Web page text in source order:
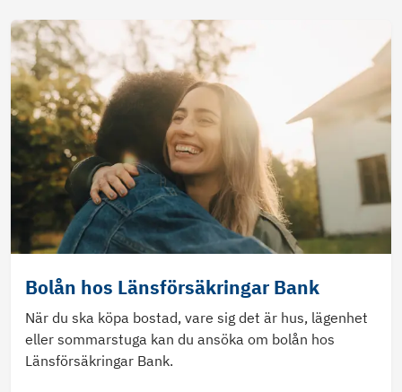
Bolån hos Länsförsäkringar Bank
När du ska köpa bostad, vare sig det är hus, lägenhet
eller sommarstuga kan du ansöka om bolån hos
Länsförsäkringar Bank.